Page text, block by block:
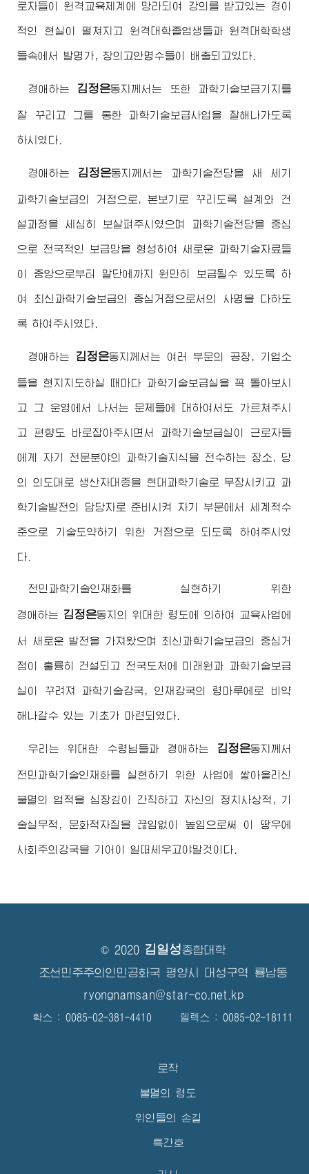
로자들이 원격교육체계에 망라되여 강의를 받고있는 경이
적인 현실이 펼쳐지고 원격대학졸업생들과 원격대학학생
들속에서 발명가, 창의고안명수들이 배출되고있다.
경애하는 김정은동지 께서는 또한 과학기술보급기지를
잘 꾸리고 그를 통한 과학기술보급사업을 잘해나가도록
하시였다.
경애하는 김정은동지 께서는 과학기술전당을 새 세기
과학기술보급의 거점으로, 본보기로 꾸리도록 설계와 건
설과정을 세심히 보살펴주시였으며 과학기술전당을 중심
으로 전국적인 보급망을 형성하여 새로운 과학기술자료들
이 중앙으로부터 말단에까지 원만히 보급될수 있도록 하
여 최신과학기술보급의 중심거점으로서의 사명을 다하도
록 하여주시였다.
경애하는 김정은동지 께서는 여러 부문의 공장, 기업소
들을 현지지도하실 때마다 과학기술보급실을 꼭 돌아보시
고 그 운영에서 나서는 문제들에 대하여서도 가르쳐주시
고 편향도 바로잡아주시면서 과학기술보급실이 근로자들
에게 자기 전문분야의 과학기술지식을 전수하는 장소, 당
의 의도대로 생산자대중을 현대과학기술로 무장시키고 과
학기술발전의 담당자로 준비시켜 자기 부문에서 세계적수
준으로 기술도약하기 위한 거점으로 되도록 하여주시였
다.
전민과학기술인재화를 실현하기 위한
경애하는 김정은동지 의 위대한 령도에 의하여 교육사업에
서 새로운 발전을 가져왔으며 최신과학기술보급의 중심거
점이 훌륭히 건설되고 전국도처에 미래원과 과학기술보급
실이 꾸려져 과학기술강국, 인재강국의 령마루에로 비약
해나갈수 있는 기초가 마련되였다.
우리는위대한 수령님 들과 경애하는 김정은동지 께서
전민과학기술인재화를 실현하기 위한 사업에 쌓아올리신
불멸의 업적을 심장깊이 간직하고 자신의 정치사상적, 기
술실무적, 문화적자질을 끊임없이 높임으로써 이 땅우에
사회주의강국을 기어이 일떠세우고야말것이다.
© 2020 김일성종합대학
조선민주주의인민공화국 평양시 대성구역 룡남동
ryongnamsan@star-co.net.kp
확스 : 0085-02-381-4410 텔렉스 : 0085-02-18111
로작
불멸의 령도
위인들의 손길
특간호